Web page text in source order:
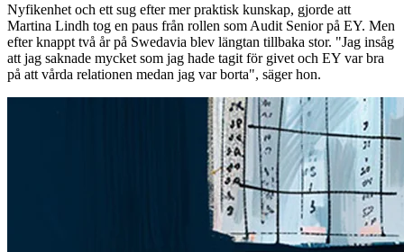
Nyfikenhet och ett sug efter mer praktisk kunskap, gjorde att
Martina Lindh tog en paus från rollen som Audit Senior på EY. Men
efter knappt två år på Swedavia blev längtan tillbaka stor. "Jag insåg
att jag saknade mycket som jag hade tagit för givet och EY var bra
på att vårda relationen medan jag var borta", säger hon.